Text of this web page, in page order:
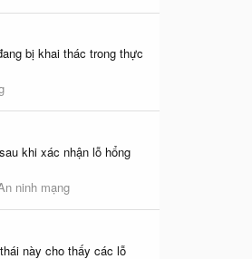
bị khai thác trong thực
khi xác nhận lỗ hổng
ninh mạng
này cho thấy các lỗ